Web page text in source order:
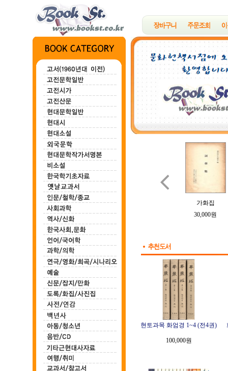
한하운시초
200,000원
정지용시집
700,000원
가화집
30,000원

현토과목 화엄경 1~4 (전4권)
100,000원